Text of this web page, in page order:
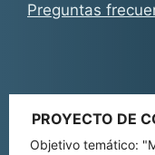
Preguntas
PROYECTO DE
Objetivo temático: